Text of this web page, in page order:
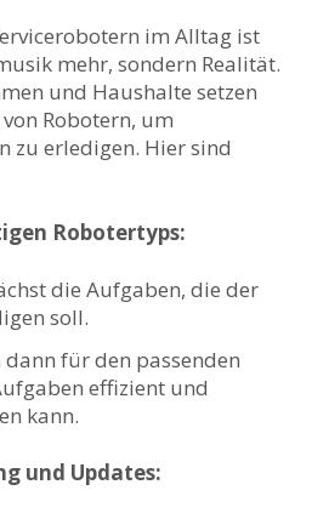
‍im Alltag ist
mehr, sondern Realität.
und Haushalte setzen
Robotern, um
zu erledigen. Hier sind
Robotertyps:
die Aufgaben, die der
soll.
⁣dann für den passenden
effizient und
kann.
und Updates: